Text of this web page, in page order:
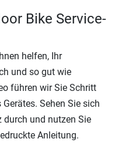
Bike Service-
helfen, Ihr
und so gut wie
führen wir Sie Schritt
Sehen Sie sich
durch und nutzen Sie
Anleitung.